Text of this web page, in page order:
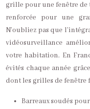
grille pour une fenêtre de
renforcée pour une
N’oubliez pas que
vidéosurveillance
votre habitation. En
évités chaque année
dont les grilles de fenêtre
Barreaux soudés